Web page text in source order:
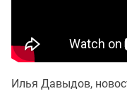
Илья Давыдов,